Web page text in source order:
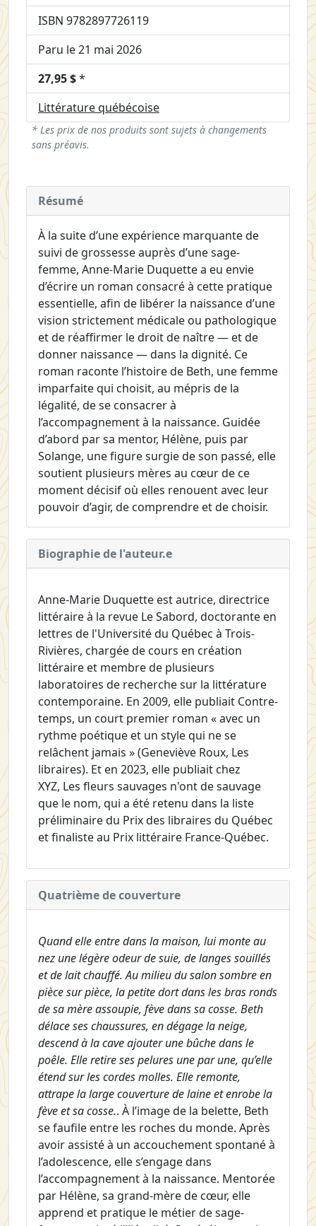
ISBN 9782897726119
Paru le 21 mai 2026
27,95 $*
Littérature québécoise
* Les prix de nos produits sont sujets à changements
sans préavis.
Résumé
À la suite d’une expérience marquante de
suivi de grossesse auprès d’une sage-
femme, Anne-Marie Duquette a eu envie
d’écrire un roman consacré à cette pratique
essentielle, afin de libérer la naissance d’une
vision strictement médicale ou pathologique
et de réaffirmer le droit de naître — et de
donner naissance — dans la dignité. Ce
roman raconte l’histoire de Beth, une femme
imparfaite qui choisit, au mépris de la
légalité, de se consacrer à
l’accompagnement à la naissance. Guidée
d’abord par sa mentor, Hélène, puis par
Solange, une figure surgie de son passé, elle
soutient plusieurs mères au cœur de ce
moment décisif où elles renouent avec leur
pouvoir d’agir, de comprendre et de choisir.
Biographie de l'auteur.e
Anne-Marie Duquette est autrice, directrice
littéraire à la revue Le Sabord, doctorante en
lettres de l'Université du Québec à Trois-
Rivières, chargée de cours en création
littéraire et membre de plusieurs
laboratoires de recherche sur la littérature
contemporaine. En 2009, elle publiait Contre-
temps, un court premier roman « avec un
rythme poétique et un style qui ne se
relâchent jamais » (Geneviève Roux, Les
libraires). Et en 2023, elle publiait chez
XYZ, Les fleurs sauvages n'ont de sauvage
que le nom, qui a été retenu dans la liste
préliminaire du Prix des libraires du Québec
et finaliste au Prix littéraire France-Québec.
Quatrième de couverture
Quand elle entre dans la maison, lui monte au
nez une légère odeur de suie, de langes souillés
et de lait chauffé. Au milieu du salon sombre en
pièce sur pièce, la petite dort dans les bras ronds
de sa mère assoupie, fève dans sa cosse. Beth
délace ses chaussures, en dégage la neige,
descend à la cave ajouter une bûche dans le
poêle. Elle retire ses pelures une par une, qu’elle
étend sur les cordes molles. Elle remonte,
attrape la large couverture de laine et enrobe la
fève et sa cosse.. À l’image de la belette, Beth
se faufile entre les roches du monde. Après
avoir assisté à un accouchement spontané à
l’adolescence, elle s’engage dans
l’accompagnement à la naissance. Mentorée
par Hélène, sa grand-mère de cœur, elle
apprend et pratique le métier de sage-